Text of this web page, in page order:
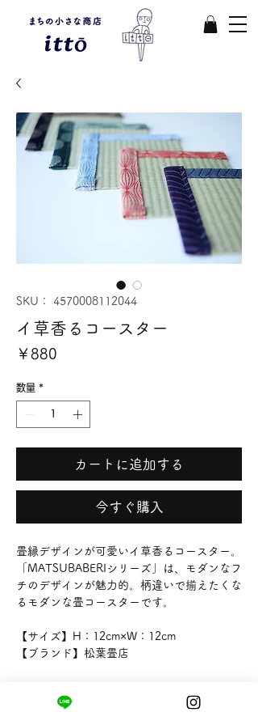
SKU： 4570008112044
イ草香るコースター
￥880
数量 *
カートに追加する
今すぐ購入
畳縁デザインが可愛いイ草香るコースター。
「MATSUBABERIシリーズ」は、モダンなフ
チのデザインが魅力的。柄違いで揃えたくな
るモダンな畳コースターです。
【サイズ】H：12cm×W：12cm
【ブランド】松葉畳店